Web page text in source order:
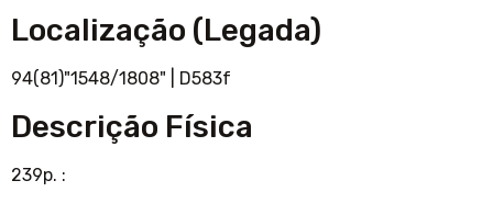
Localização (Legada)
94(81)"1548/1808" D583f
Descrição Física
239p. :